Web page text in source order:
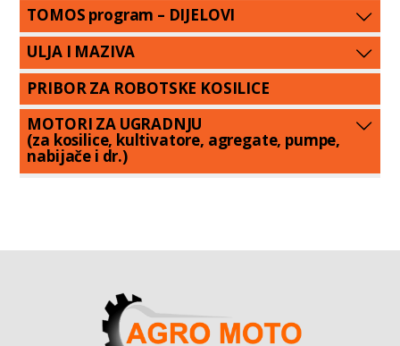
TOMOS program – DIJELOVI
ULJA I MAZIVA
PRIBOR ZA ROBOTSKE KOSILICE
MOTORI ZA UGRADNJU
(za kosilice, kultivatore, agregate, pumpe,
nabijače i dr.)